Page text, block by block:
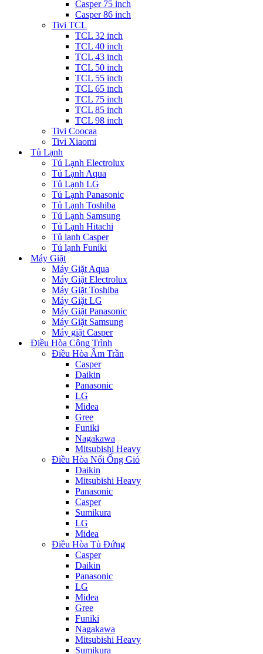
Casper 75 inch
Casper 86 inch
Tivi TCL
TCL 32 inch
TCL 40 inch
TCL 43 inch
TCL 50 inch
TCL 55 inch
TCL 65 inch
TCL 75 inch
TCL 85 inch
TCL 98 inch
Tivi Coocaa
Tivi Xiaomi
Tủ Lạnh
Tủ Lạnh Electrolux
Tủ Lạnh Aqua
Tủ Lạnh LG
Tủ Lạnh Panasonic
Tủ Lạnh Toshiba
Tủ Lạnh Samsung
Tủ Lạnh Hitachi
Tủ lạnh Casper
Tủ lạnh Funiki
Máy Giặt
Máy Giặt Aqua
Máy Giặt Electrolux
Máy Giặt Toshiba
Máy Giặt LG
Máy Giặt Panasonic
Máy Giặt Samsung
Máy giặt Casper
Điều Hòa Công Trình
Điều Hòa Âm Trần
Casper
Daikin
Panasonic
LG
Midea
Gree
Funiki
Nagakawa
Mitsubishi Heavy
Điều Hòa Nối Ống Gió
Daikin
Mitsubishi Heavy
Panasonic
Casper
Sumikura
LG
Midea
Điều Hòa Tủ Đứng
Casper
Daikin
Panasonic
LG
Midea
Gree
Funiki
Nagakawa
Mitsubishi Heavy
Sumikura